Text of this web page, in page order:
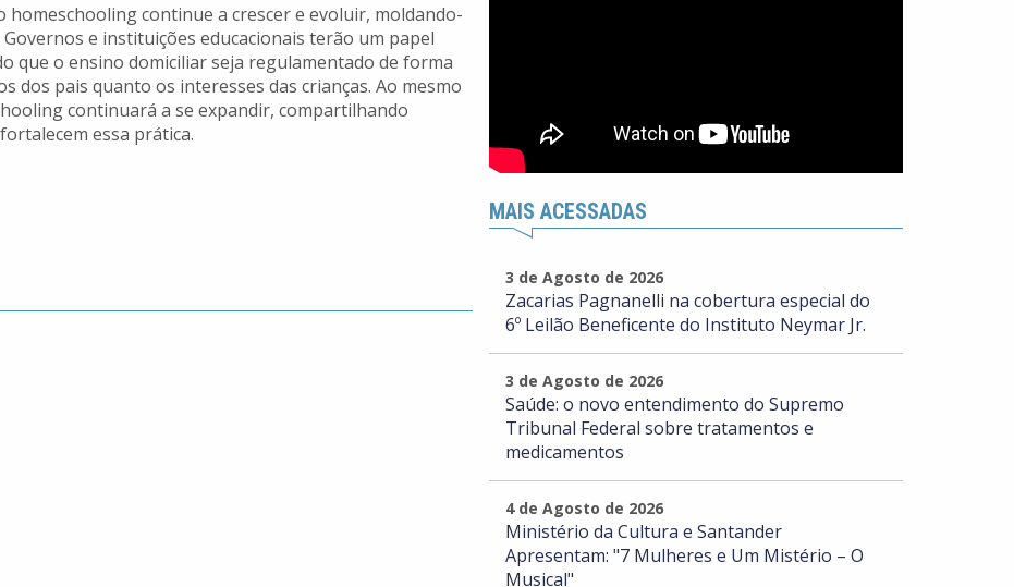
continue a crescer e evoluir, moldando-
e instituições educacionais terão um papel
que o ensino domiciliar seja regulamentado de forma
dos pais quanto os interesses das crianças. Ao mesmo
continuará a se expandir, compartilhando
essa prática.
MAIS ACESSADAS
3 de Agosto de 2026
Zacarias Pagnanelli na cobertura especial do
6º Leilão Beneficente do Instituto Neymar Jr.
3 de Agosto de 2026
Saúde: o novo entendimento do Supremo
Tribunal Federal sobre tratamentos e
medicamentos
4 de Agosto de 2026
Ministério da Cultura e Santander
Apresentam: "7 Mulheres e Um Mistério – O
Musical"